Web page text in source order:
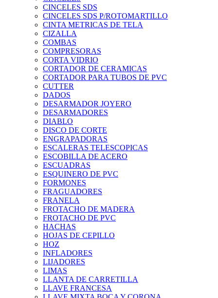
CINCELES SDS
CINCELES SDS P/ROTOMARTILLO
CINTA METRICAS DE TELA
CIZALLA
COMBAS
COMPRESORAS
CORTA VIDRIO
CORTADOR DE CERAMICAS
CORTADOR PARA TUBOS DE PVC
CUTTER
DADOS
DESARMADOR JOYERO
DESARMADORES
DIABLO
DISCO DE CORTE
ENGRAPADORAS
ESCALERAS TELESCOPICAS
ESCOBILLA DE ACERO
ESCUADRAS
ESQUINERO DE PVC
FORMONES
FRAGUADORES
FRANELA
FROTACHO DE MADERA
FROTACHO DE PVC
HACHAS
HOJAS DE CEPILLO
HOZ
INFLADORES
LIJADORES
LIMAS
LLANTA DE CARRETILLA
LLAVE FRANCESA